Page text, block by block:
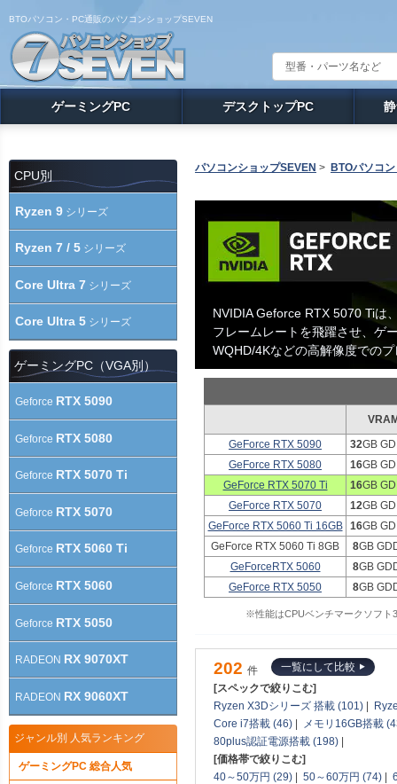
BTOパソコン・PC通販のパソコンショップSEVEN
ゲーミングPC デスクトップPC
パソコンショップSEVEN > BTOパソコ
NVIDIA Geforce RTX 5070 Tiは
フレームレートを飛躍させ、ゲ
WQHD/4Kなどの高解像度での
GeForce RTX 5090
32GB
GeForce RTX 5080
16GB
GeForce RTX 5070 Ti
16GB
GeForce RTX 5070
12GB
GeForce RTX 5060 Ti 16GB
16GB
GeForce RTX 5060 Ti 8GB
8GB
GeForceRTX 5060
8GB
GeForce RTX 5050
8GB
※性能はCPUベンチマークソフト
202 件
一覧にして比較
[スペックで絞りこむ]
Ryzen X3Dシリーズ 搭載 (101) |
Core i7搭載 (46) |
メモリ16GB搭載
80plus認証電源搭載 (198) |
[価格帯で絞りこむ]
40～50万円 (29) | 50～60万円 (74) |
CPU別
Ryzen 9 シリーズ
Ryzen 7 / 5 シリーズ
Core Ultra 7 シリーズ
Core Ultra 5 シリーズ
ゲーミングPC（VGA別）
Geforce RTX 5090
Geforce RTX 5080
Geforce RTX 5070 Ti
Geforce RTX 5070
Geforce RTX 5060 Ti
Geforce RTX 5060
Geforce RTX 5050
RADEON RX 9070XT
RADEON RX 9060XT
ジャンル別 人気ランキング
ゲーミングPC 総合人気